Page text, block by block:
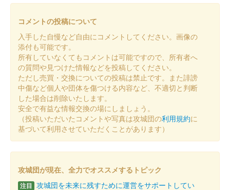
コメントの投稿について
入手した自慢など自由にコメントしてください。画像の
添付も可能です。
所有していなくてもコメントは可能ですので、所有者へ
の質問や見つけた情報などを投稿してください。
ただし売買・交換についての投稿は禁止です。また誹謗
中傷など個人や団体を傷つける内容など、不適切と判断
した場合は削除いたします。
安全で有益な情報交換の場にしましょう。
（投稿いただいたコメントや写真は攻城団の利用規約に
基づいて利用させていただくことがあります）
攻城団が現在、全力でオススメするトピック
注目 攻城団を未来に残すために運営をサポートしてい